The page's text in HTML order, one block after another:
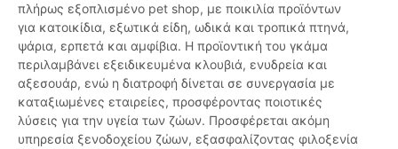
πλήρως εξοπλισμένο pet shop, με ποικιλία προϊόντων
για κατοικίδια, εξωτικά είδη, ωδικά και τροπικά πτηνά,
ψάρια, ερπετά και αμφίβια. Η προϊοντική του γκάμα
περιλαμβάνει εξειδικευμένα κλουβιά, ενυδρεία και
αξεσουάρ, ενώ η διατροφή δίνεται σε συνεργασία με
καταξιωμένες εταιρείες, προσφέροντας ποιοτικές
λύσεις για την υγεία των ζώων. Προσφέρεται ακόμη
υπηρεσία ξενοδοχείου ζώων, εξασφαλίζοντας φιλοξενία